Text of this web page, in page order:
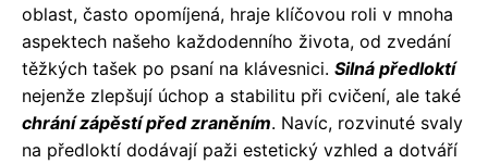
oblast, často opomíjená, hraje klíčovou roli v mnoha
aspektech našeho každodenního života, od zvedání
těžkých tašek po psaní na klávesnici. Silná předloktí
nejenže zlepšují úchop a stabilitu při cvičení, ale také
chrání zápěstí před zraněním. Navíc, rozvinuté svaly
na předloktí dodávají paži estetický vzhled a dotváří